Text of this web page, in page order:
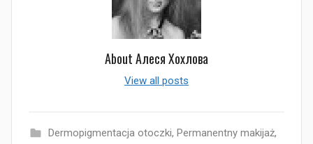
AboutАлеся Хохлова
View all posts
Dermopigmentacja otoczki, Permanentny makijaż,